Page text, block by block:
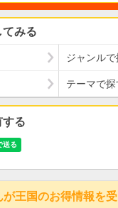
みる
ジャンルで
テーマで探
する
が王国のお得情報を